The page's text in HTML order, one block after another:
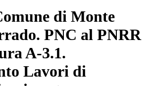
di Monte
PNC al PNRR
A-3.1.
Lavori di